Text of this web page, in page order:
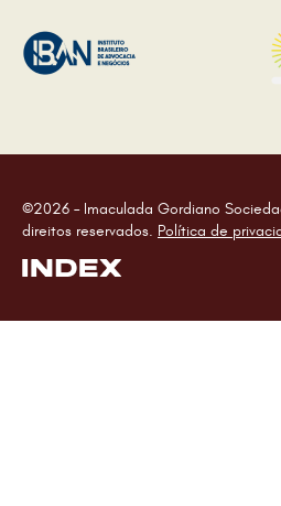
©2026 – Imaculada Gordiano
direitos reservados. Política de